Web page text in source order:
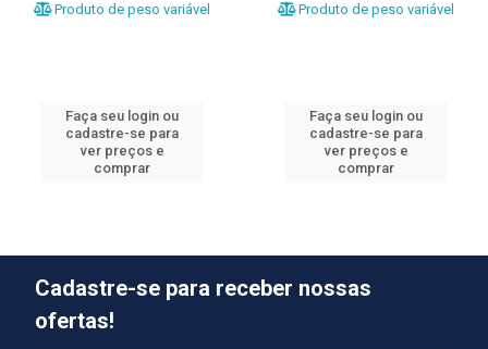
Produto de peso variável
Faça seu login ou
cadastre-se para
ver preços e
comprar
Produto de peso variável
Faça seu login ou
cadastre-se para
ver preços e
comprar
Cadastre-se para receber nossas
ofertas!